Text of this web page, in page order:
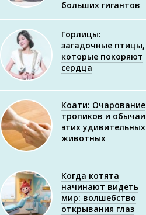
больших гигантов
Горлицы:
загадочные птицы,
которые покоряют
сердца
Коати: Очарование
тропиков и обычаи
этих удивительных
животных
Когда котята
начинают видеть
мир: волшебство
открывания глаз